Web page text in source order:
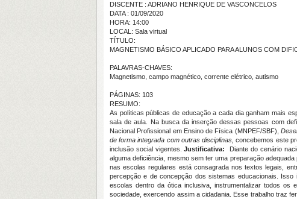
DISCENTE : ADRIANO HENRIQUE DE VASCONCELOS
DATA : 01/09/2020
HORA: 14:00
LOCAL: Sala virtual
TÍTULO:
MAGNETISMO BÁSICO APLICADO PARA ALUNOS COM
PALAVRAS-CHAVES:
Magnetismo, campo magnético, corrente elétrico, autismo
PÁGINAS: 103
RESUMO:
As políticas públicas de educação a cada dia ganham mais
sala de aula. Na busca da inserção dessas pessoas com
Nacional Profissional em Ensino de Física (MNPEF/SBF),
de forma integrada com outras disciplinas, concebemos este
inclusão social vigentes.Justificativa:
Diante do cenário
alguma deficiência, mesmo sem ter uma preparação
nas escolas regulares está consagrada nos textos legais,
percepção e de concepção dos sistemas educacionais.
escolas dentro da ótica inclusiva, instrumentalizar todos os
sociedade, exercendo assim a cidadania. Esse trabalho traz